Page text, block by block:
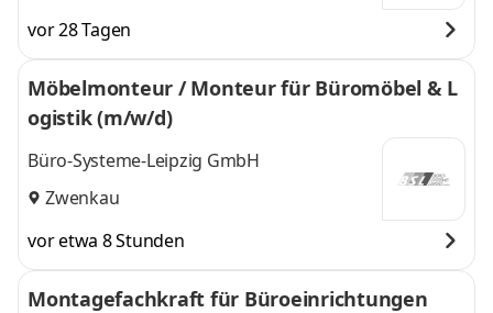
vor 28 Tagen
Möbelmonteur / Monteur für Büromöbel & L
ogistik (m/w/d)
Büro-Systeme-Leipzig GmbH
Zwenkau
vor etwa 8 Stunden
Montagefachkraft für Büroeinrichtungen